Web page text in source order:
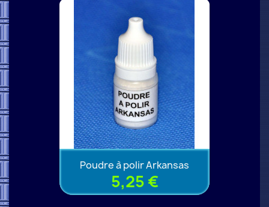
Poudre à polir Arkansas
5,25 €